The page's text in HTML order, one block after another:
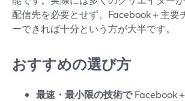
配信先を必要とせず、Facebook＋主要
ーできれば十分という方が大半です。
おすすめの選び方
最速・最小限の技術でFacebook